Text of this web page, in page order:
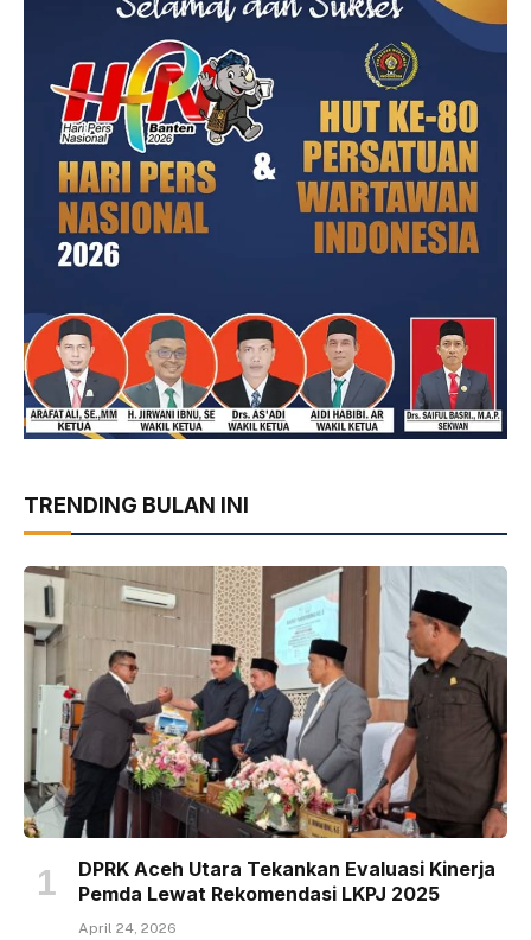
TRENDING BULAN INI
DPRK Aceh Utara Tekankan Evaluasi Kinerja
Pemda Lewat Rekomendasi LKPJ 2025
April 24, 2026